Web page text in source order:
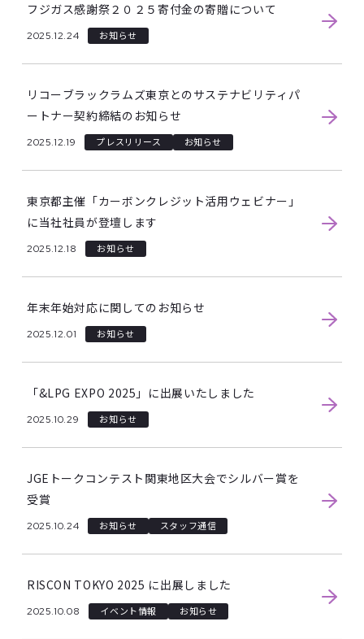
フジガス感謝祭２０２５寄付金の寄贈について
2025.12.24 お知らせ
リコーブラックラムズ東京とのサステナビリティパ
ートナー契約締結のお知らせ
2025.12.19 プレスリリース お知らせ
東京都主催「カーボンクレジット活用ウェビナー」
に当社社員が登壇します
2025.12.18 お知らせ
年末年始対応に関してのお知らせ
2025.12.01 お知らせ
「&LPG EXPO 2025」に出展いたしました
2025.10.29 お知らせ
JGEトークコンテスト関東地区大会でシルバー賞を
受賞
2025.10.24 お知らせ スタッフ通信
RISCON TOKYO 2025 に出展しました
2025.10.08 イベント情報 お知らせ